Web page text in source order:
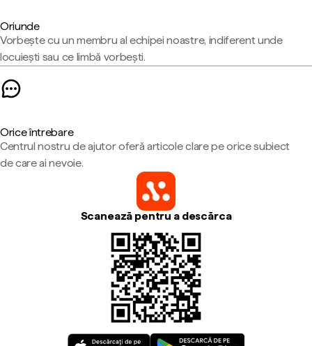
Oriunde
Vorbește cu un membru al echipei noastre, indiferent unde
locuiești sau ce limbă vorbești.
Orice întrebare
Centrul nostru de ajutor oferă articole clare pe orice subiect
de care ai nevoie.
Scanează pentru a descărca